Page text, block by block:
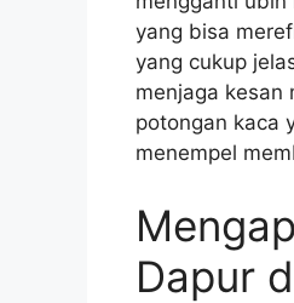
yang bisa
yang cukup
menjaga kesan
potongan kaca
menempel
Dapur